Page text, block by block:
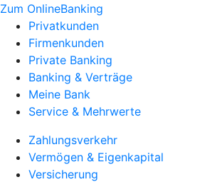
Zum OnlineBanking
Privatkunden
Firmenkunden
Private Banking
Banking & Verträge
Meine Bank
Service & Mehrwerte
Zahlungsverkehr
Vermögen & Eigenkapital
Versicherung